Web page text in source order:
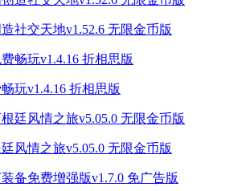
社交天地v1.52.6 无限金币版
玩v1.4.16 折相思版
风情之旅v5.05.0 无限金币版